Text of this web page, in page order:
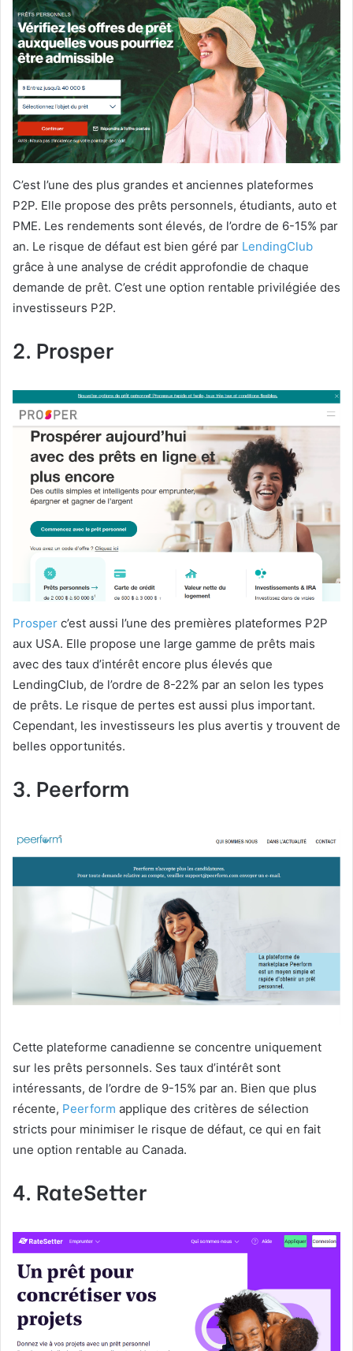
C’est l’une des plus grandes et anciennes plateformes
P2P. Elle propose des prêts personnels, étudiants, auto et
PME. Les rendements sont élevés, de l’ordre de 6-15% par
an. Le risque de défaut est bien géré par LendingClub
grâce à une analyse de crédit approfondie de chaque
demande de prêt. C’est une option rentable privilégiée des
investisseurs P2P.
2. Prosper
Prosper c’est aussi l’une des premières plateformes P2P
aux USA. Elle propose une large gamme de prêts mais
avec des taux d’intérêt encore plus élevés que
LendingClub, de l’ordre de 8-22% par an selon les types
de prêts. Le risque de pertes est aussi plus important.
Cependant, les investisseurs les plus avertis y trouvent de
belles opportunités.
3. Peerform
Cette plateforme canadienne se concentre uniquement
sur les prêts personnels. Ses taux d’intérêt sont
intéressants, de l’ordre de 9-15% par an. Bien que plus
récente, Peerform applique des critères de sélection
stricts pour minimiser le risque de défaut, ce qui en fait
une option rentable au Canada.
4. RateSetter